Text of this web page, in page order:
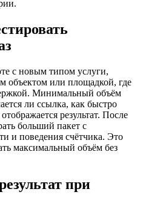
с новым типом услуги,
объектом или площадкой, где
Минимальный объём
ли ссылка, как быстро
результат. После
больший пакет с
и поведения счётчика. Это
максимальный объём без
при